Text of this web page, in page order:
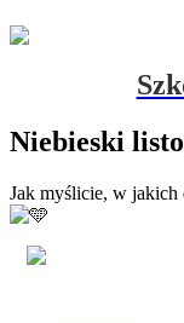
Niebieski
Jak myślicie, w jakich